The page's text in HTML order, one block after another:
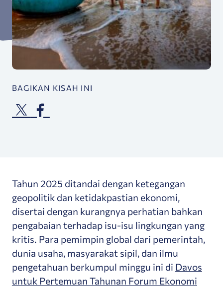
BAGIKAN KISAH INI
Tahun 2025 ditandai dengan ketegangan
geopolitik dan ketidakpastian ekonomi,
disertai dengan kurangnya perhatian bahkan
pengabaian terhadap isu-isu lingkungan yang
kritis. Para pemimpin global dari pemerintah,
dunia usaha, masyarakat sipil, dan ilmu
pengetahuan berkumpul minggu ini di Davos
untuk Pertemuan Tahunan Forum Ekonomi